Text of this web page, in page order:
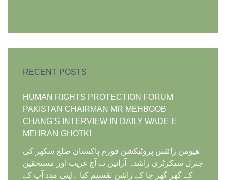
RECENT POSTS
HUMAN RIGHTS PROTECTION FORUM
PAKISTAN CHAIRMAN MR MEHBOOB
CHANG’S INTERVIEW IN DAILY WADE E
MEHRAN GHOTKI
ھیومن رائٹس پروٹیکشن فورم پاکستان ضلع سکھر کی
جنرل سیکرٹری راشدہ آرائیں نے آج غریب اور مستحقین
کے گھر گھر جا کے راشن تقسیم کیا ۔اپنی مدد آپ کے